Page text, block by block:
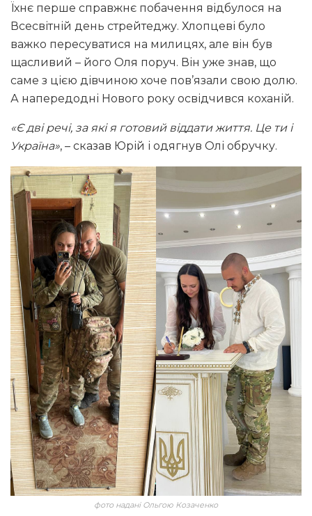
Їхнє перше справжнє побачення відбулося на
Всесвітній день стрейтеджу. Хлопцеві було
важко пересуватися на милицях, але він був
щасливий – його Оля поруч. Він уже знав, що
саме з цією дівчиною хоче пов’язали свою долю.
А напередодні Нового року освідчився коханій.
«Є дві речі, за які я готовий віддати життя. Це ти і
Україна», – сказав Юрій і одягнув Олі обручку.
фото надані Ольгою Козаченко